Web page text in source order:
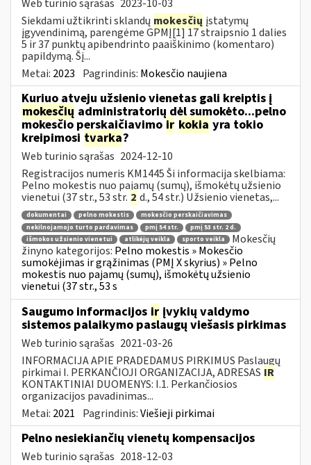
Web turinio sąrašas 2023-10-03
Siekdami užtikrinti sklandų mokesčių įstatymų
įgyvendinimą, parengėme GPMĮ[1] 17 straipsnio 1 dalies
5 ir 37 punktų apibendrinto paaiškinimo (komentaro)
papildymą. Šį...
Metai: 2023 Pagrindinis: Mokesčio naujiena
Kuriuo atveju užsienio vienetas gali kreiptis į
mokesčių administratorių dėl sumokėto...pelno
mokesčio perskaičiavimo ir kokia yra tokio
kreipimosi tvarka?
Web turinio sąrašas 2024-12-10
Registracijos numeris KM1445 Ši informacija skelbiama:
Pelno mokestis nuo pajamų (sumų), išmokėtų užsienio
vienetui (37 str., 53 str. 2 d., 54 str.) Užsienio vienetas,...
dokumentai pelno mokestis
mokesčio perskaičiavimas
nekilnojamojo turto pardavimas
pmį 54 str.
pmį 53 str. 2 d.
išmokos užsienio vienetui
atlikėjų veikla sporto veikla
Mokesčių
žinyno kategorijos: Pelno mokestis » Mokesčio
sumokėjimas ir grąžinimas (PMĮ X skyrius) » Pelno
mokestis nuo pajamų (sumų), išmokėtų užsienio
vienetui (37 str., 53 s
Saugumo informacijos ir įvykių valdymo
sistemos palaikymo paslaugų viešasis pirkimas
Web turinio sąrašas 2021-03-26
INFORMACIJA APIE PRADEDAMUS PIRKIMUS Paslaugų
pirkimai I. PERKANČIOJI ORGANIZACIJA, ADRESAS IR
KONTAKTINIAI DUOMENYS: I.1. Perkančiosios
organizacijos pavadinimas...
Metai: 2021 Pagrindinis:Viešieji pirkimai
Pelno nesiekiančių vienetų kompensacijos
Web turinio sąrašas 2018-12-03